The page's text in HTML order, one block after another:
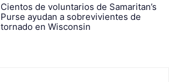
Cientos de voluntarios de Samaritan’s
Purse ayudan a sobrevivientes de
tornado en Wisconsin